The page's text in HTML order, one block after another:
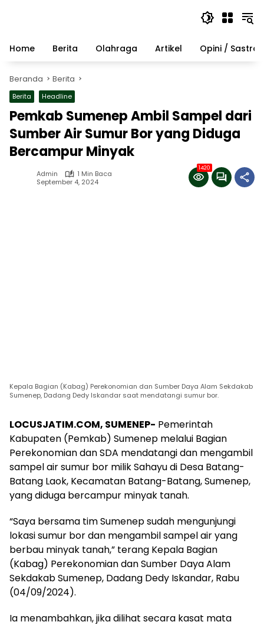
Home
Berita Olahraga Artikel Opini / Sastra
Beranda Berita
Berita Headline
Pemkab Sumenep Ambil Sampel dari
Sumber Air Sumur Bor yang Diduga
Bercampur Minyak
Admin
1 Min Baca
September 4, 2024
1420
Kepala Bagian (Kabag) Perekonomian dan Sumber Daya Alam Sekdakab
Sumenep, Dadang Dedy Iskandar saat mendatangi sumur bor.
LOCUSJATIM.COM, SUMENEP- Pemerintah
Kabupaten (Pemkab) Sumenep melalui Bagian
Perekonomian dan SDA mendatangi dan mengambil
sampel air sumur bor milik Sahayu di Desa Batang-
Batang Laok, Kecamatan Batang-Batang, Sumenep,
yang diduga bercampur minyak tanah.
“Saya bersama tim Sumenep sudah mengunjungi
lokasi sumur bor dan mengambil sampel air yang
berbau minyak tanah,” terang Kepala Bagian
(Kabag) Perekonomian dan Sumber Daya Alam
Sekdakab Sumenep, Dadang Dedy Iskandar, Rabu
(04/09/2024).
Ia menambahkan, jika dilihat secara kasat mata